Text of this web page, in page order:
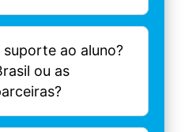
suporte ao aluno?
ou as